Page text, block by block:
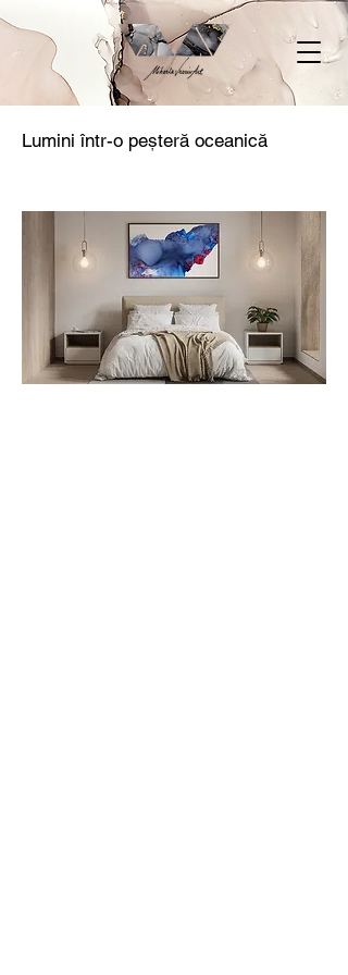
Lumini într-o peșteră oceanică